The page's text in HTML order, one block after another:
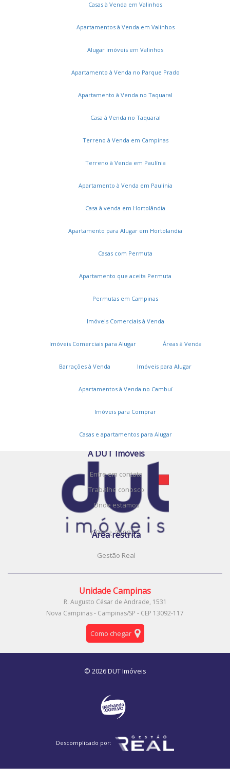
Casas à Venda em Valinhos
Apartamentos à Venda em Valinhos
Alugar imóveis em Valinhos
Apartamento à Venda no Parque Prado
Apartamento à Venda no Taquaral
Casa à Venda no Taquaral
Terreno à Venda em Campinas
Terreno à Venda em Paulínia
Apartamento à Venda em Paulínia
Casa à venda em Hortolândia
Apartamento para Alugar em Hortolandia
Casas com Permuta
Apartamento que aceita Permuta
Permutas em Campinas
Imóveis Comerciais à Venda
Imóveis Comerciais para Alugar Áreas à Venda
Barrações à Venda Imóveis para Alugar
Apartamentos à Venda no Cambuí
Imóveis para Comprar
Casas e apartamentos para Alugar
CRECI: 35883-J
Serviços
Cadastros e Propostas
Encomende seu imóvel
A DUT Imóveis
Entre em contato
Trabalhe conosco
Onde estamos
Área restrita
Gestão Real
Unidade Campinas
R. Augusto César de Andrade, 1531
Nova Campinas - Campinas/SP - CEP 13092-117
Como chegar
© 2026 DUT Imóveis
Descomplicado por: